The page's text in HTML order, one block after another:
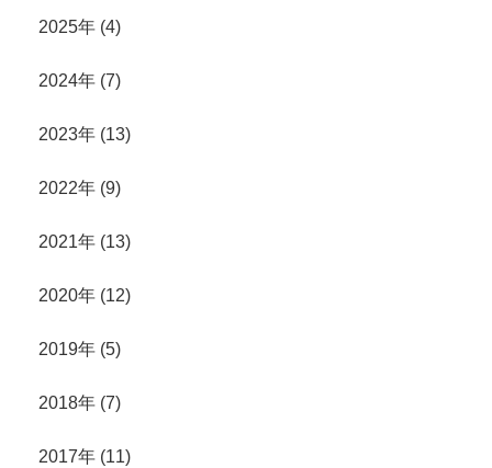
2025年 (4)
2024年 (7)
2023年 (13)
2022年 (9)
2021年 (13)
2020年 (12)
2019年 (5)
2018年 (7)
2017年 (11)